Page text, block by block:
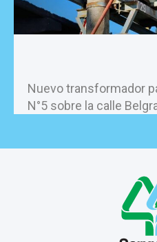
Nuevo transformador
N°5 sobre la calle